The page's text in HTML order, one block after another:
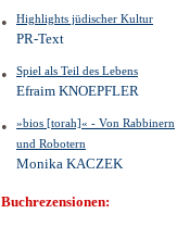
Highlights jüdischer Kultur
PR-Text
Spiel als Teil des Lebens
Efraim KNOEPFLER
»bios [torah]« - Von Rabbinern
und Robotern
Monika KACZEK
Buchrezensionen: